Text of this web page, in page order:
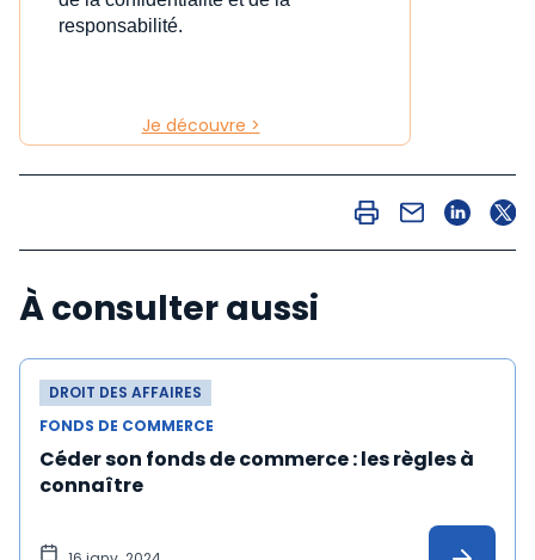
responsabilité.
Je découvre >
À consulter aussi
DROIT DES AFFAIRES
FONDS DE COMMERCE
Céder son fonds de commerce : les règles à
connaître